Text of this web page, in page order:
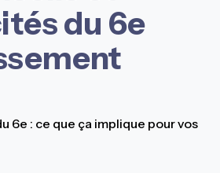
du 6e
6e : ce que ça implique pour vos